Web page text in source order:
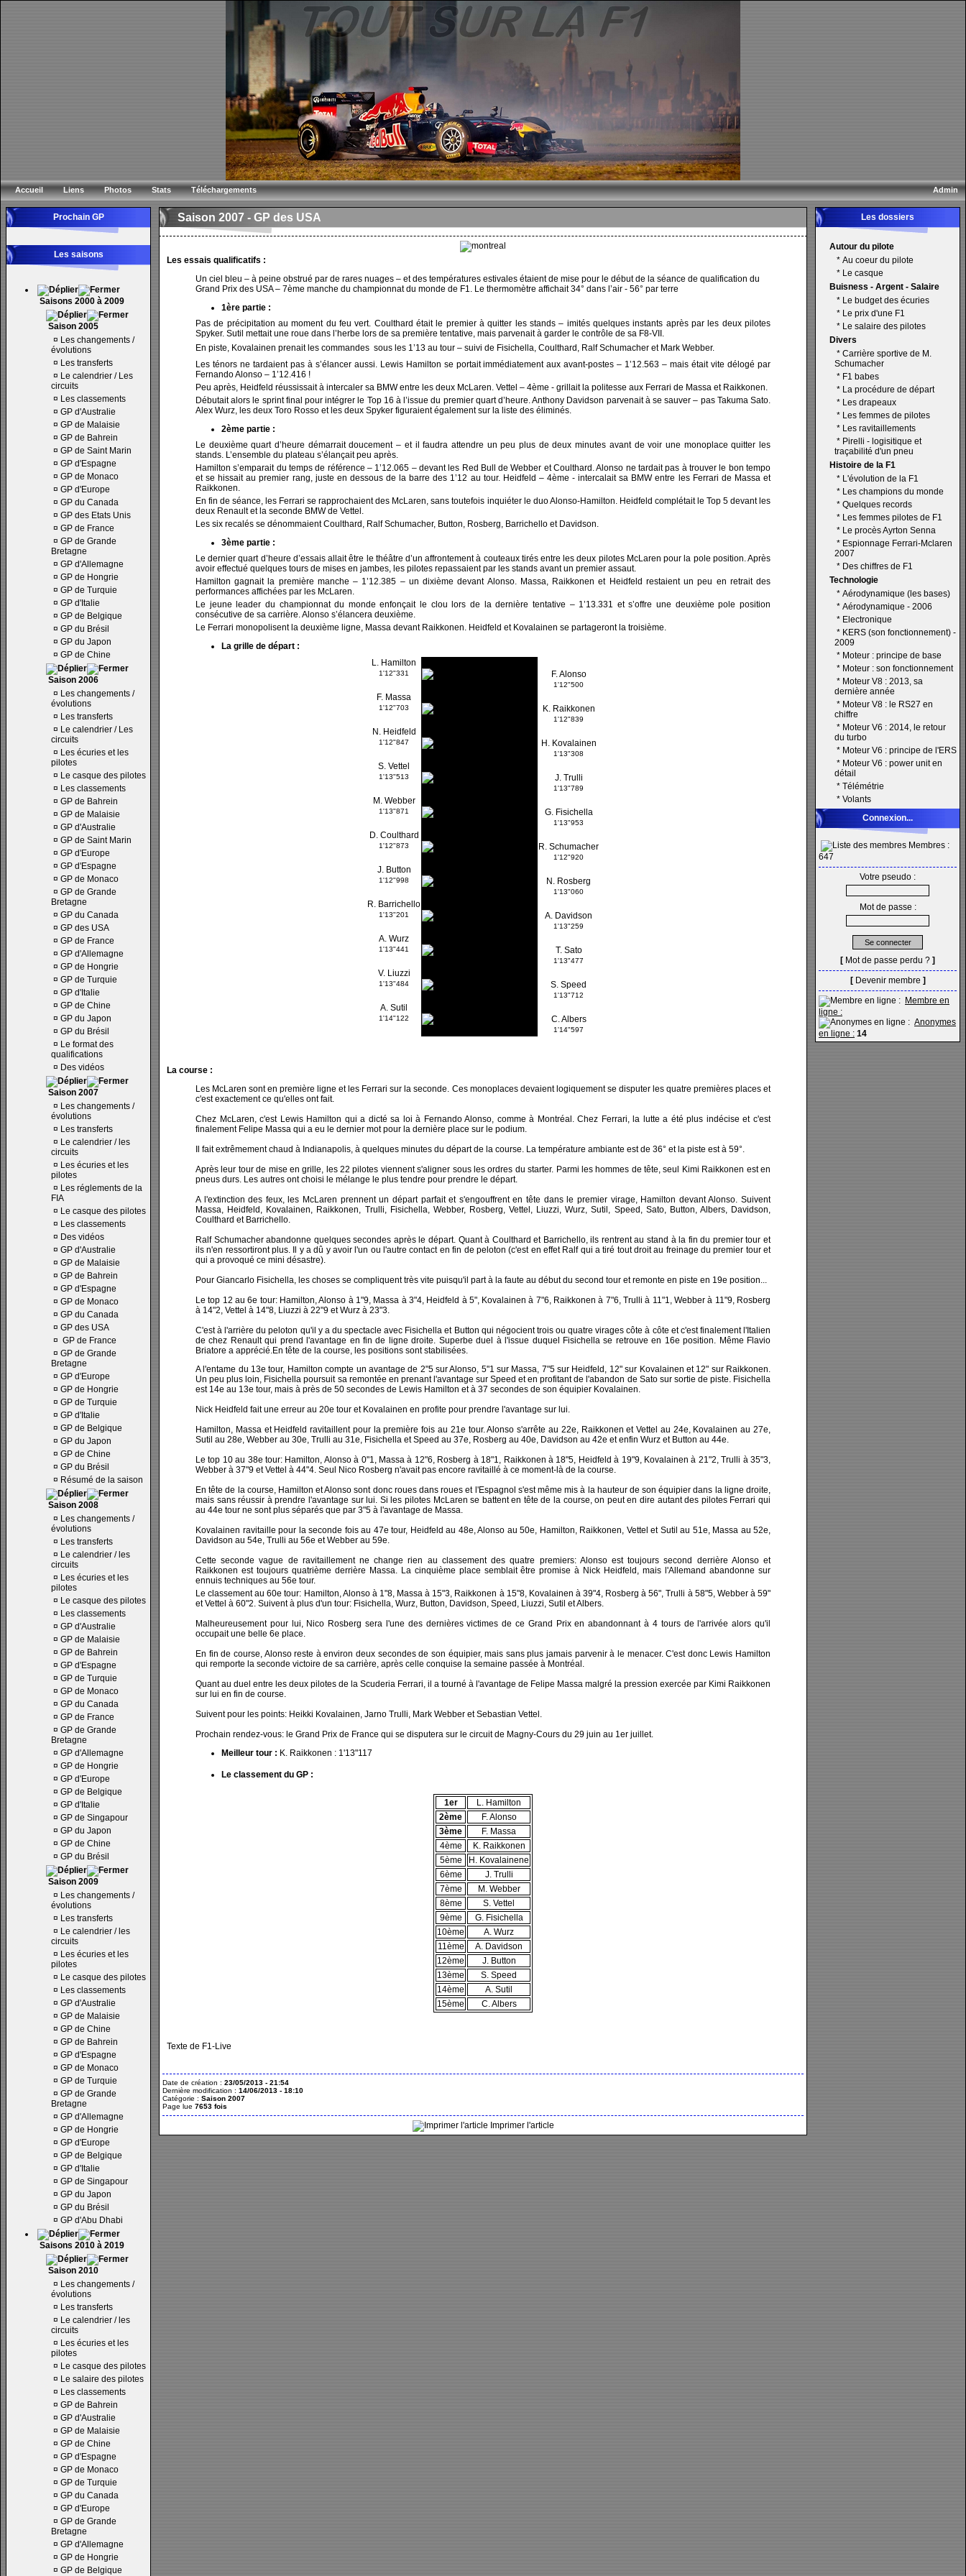
Admin
Accueil Liens Photos Stats Téléchargements
Prochain GP
Les saisons
Saisons 2000 à 2009
Saison 2005
¤ Les changements /
évolutions
¤ Les transferts
¤ Le calendrier / Les
circuits
¤ Les classements
¤ GP d'Australie
¤ GP de Malaisie
¤ GP de Bahrein
¤ GP de Saint Marin
¤ GP d'Espagne
¤ GP de Monaco
¤ GP d'Europe
¤ GP du Canada
¤ GP des Etats Unis
¤ GP de France
¤ GP de Grande
Bretagne
¤ GP d'Allemagne
¤ GP de Hongrie
¤ GP de Turquie
¤ GP d'Italie
¤ GP de Belgique
¤ GP du Brésil
¤ GP du Japon
¤ GP de Chine
Saison 2006
¤ Les changements /
évolutions
¤ Les transferts
¤ Le calendrier / Les
circuits
¤ Les écuries et les
pilotes
¤ Le casque des pilotes
¤ Les classements
¤ GP de Bahrein
¤ GP de Malaisie
¤ GP d'Australie
¤ GP de Saint Marin
¤ GP d'Europe
¤ GP d'Espagne
¤ GP de Monaco
¤ GP de Grande
Bretagne
¤ GP du Canada
¤ GP des USA
¤ GP de France
¤ GP d'Allemagne
¤ GP de Hongrie
¤ GP de Turquie
¤ GP d'Italie
¤ GP de Chine
¤ GP du Japon
¤ GP du Brésil
¤ Le format des
qualifications
¤ Des vidéos
Saison 2007
¤ Les changements /
évolutions
¤ Les transferts
¤ Le calendrier / les
circuits
¤ Les écuries et les
pilotes
¤ Les réglements de la
FIA
¤ Le casque des pilotes
¤ Les classements
¤ Des vidéos
¤ GP d'Australie
¤ GP de Malaisie
¤ GP de Bahrein
¤ GP d'Espagne
¤ GP de Monaco
¤ GP du Canada
¤ GP des USA
¤ GP de France
¤ GP de Grande
Bretagne
¤ GP d'Europe
¤ GP de Hongrie
¤ GP de Turquie
¤ GP d'Italie
¤ GP de Belgique
¤ GP du Japon
¤ GP de Chine
¤ GP du Brésil
¤ Résumé de la saison
Saison 2008
¤ Les changements /
évolutions
¤ Les transferts
¤ Le calendrier / les
circuits
¤ Les écuries et les
pilotes
¤ Le casque des pilotes
¤ Les classements
¤ GP d'Australie
¤ GP de Malaisie
¤ GP de Bahrein
¤ GP d'Espagne
¤ GP de Turquie
¤ GP de Monaco
¤ GP du Canada
¤ GP de France
¤ GP de Grande
Bretagne
¤ GP d'Allemagne
¤ GP de Hongrie
¤ GP d'Europe
¤ GP de Belgique
¤ GP d'Italie
¤ GP de Singapour
¤ GP du Japon
¤ GP de Chine
¤ GP du Brésil
Saison 2009
¤ Les changements /
évolutions
¤ Les transferts
¤ Le calendrier / les
circuits
¤ Les écuries et les
pilotes
¤ Le casque des pilotes
¤ Les classements
¤ GP d'Australie
¤ GP de Malaisie
¤ GP de Chine
¤ GP de Bahrein
¤ GP d'Espagne
¤ GP de Monaco
¤ GP de Turquie
¤ GP de Grande
Bretagne
¤ GP d'Allemagne
¤ GP de Hongrie
¤ GP d'Europe
¤ GP de Belgique
¤ GP d'Italie
¤ GP de Singapour
¤ GP du Japon
¤ GP du Brésil
¤ GP d'Abu Dhabi
Saisons 2010 à 2019
Saison 2010
¤ Les changements /
évolutions
¤ Les transferts
¤ Le calendrier / les
circuits
¤ Les écuries et les
pilotes
¤ Le casque des pilotes
¤ Le salaire des pilotes
¤ Les classements
¤ GP de Bahrein
¤ GP d'Australie
¤ GP de Malaisie
¤ GP de Chine
¤ GP d'Espagne
¤ GP de Monaco
¤ GP de Turquie
¤ GP du Canada
¤ GP d'Europe
¤ GP de Grande
Bretagne
¤ GP d'Allemagne
¤ GP de Hongrie
¤ GP de Belgique
Saison 2007 - GP des USA
Les essais qualificatifs :
Un ciel bleu – à peine obstrué par de rares nuages – et des températures estivales étaient de mise pour le début de la séance de qualification du
Grand Prix des USA – 7ème manche du championnat du monde de F1. Le thermomètre affichait 34° dans l’air - 56° par terre
1ère partie :
Pas de précipitation au moment du feu vert. Coulthard était le premier à quitter les stands – imités quelques instants après par les deux pilotes
Spyker. Sutil mettait une roue dans l’herbe lors de sa première tentative, mais parvenait à garder le contrôle de sa F8-VII.
En piste, Kovalainen prenait les commandes  sous les 1’13 au tour – suivi de Fisichella, Coulthard, Ralf Schumacher et Mark Webber.
Les ténors ne tardaient pas à s’élancer aussi. Lewis Hamilton se portait immédiatement aux avant-postes – 1’12.563 – mais était vite délogé par
Fernando Alonso – 1’12.416 !
Peu après, Heidfeld réussissait à intercaler sa BMW entre les deux McLaren. Vettel – 4ème - grillait la politesse aux Ferrari de Massa et Raikkonen.
Débutait alors le sprint final pour intégrer le Top 16 à l’issue du premier quart d’heure. Anthony Davidson parvenait à se sauver – pas Takuma Sato.
Alex Wurz, les deux Toro Rosso et les deux Spyker figuraient également sur la liste des éliminés.
2ème partie :
Le deuxième quart d’heure démarrait doucement – et il faudra attendre un peu plus de deux minutes avant de voir une monoplace quitter les
stands. L’ensemble du plateau s’élançait peu après.
Hamilton s’emparait du temps de référence – 1’12.065 – devant les Red Bull de Webber et Coulthard. Alonso ne tardait pas à trouver le bon tempo
et se hissait au premier rang, juste en dessous de la barre des 1’12 au tour. Heidfeld – 4ème - intercalait sa BMW entre les Ferrari de Massa et
Raikkonen.
En fin de séance, les Ferrari se rapprochaient des McLaren, sans toutefois inquiéter le duo Alonso-Hamilton. Heidfeld complétait le Top 5 devant les
deux Renault et la seconde BMW de Vettel.
Les six recalés se dénommaient Coulthard, Ralf Schumacher, Button, Rosberg, Barrichello et Davidson.
3ème partie :
Le dernier quart d’heure d’essais allait être le théâtre d’un affrontement à couteaux tirés entre les deux pilotes McLaren pour la pole position. Après
avoir effectué quelques tours de mises en jambes, les pilotes repassaient par les stands avant un premier assaut.
Hamilton gagnait la première manche – 1’12.385 – un dixième devant Alonso. Massa, Raikkonen et Heidfeld restaient un peu en retrait des
performances affichées par les McLaren.
Le jeune leader du championnat du monde enfonçait le clou lors de la dernière tentative – 1’13.331 et s’offre une deuxième pole position
consécutive de sa carrière. Alonso s’élancera deuxième.
Le Ferrari monopolisent la deuxième ligne, Massa devant Raikkonen. Heidfeld et Kovalainen se partageront la troisième.
La grille de départ :
L. Hamilton
1'12"331 F. Alonso
1'12"500
F. Massa
1'12"703 K. Raikkonen
1'12"839
N. Heidfeld
1'12"847 H. Kovalainen
1'13"308
S. Vettel
1'13"513 J. Trulli
1'13"789
M. Webber
1'13"871 G. Fisichella
1'13"953
D. Coulthard
1'12"873 R. Schumacher
1'12"920
J. Button
1'12"998 N. Rosberg
1'13"060
R. Barrichello
1'13"201 A. Davidson
1'13"259
A. Wurz
1'13"441 T. Sato
1'13"477
V. Liuzzi
1'13"484 S. Speed
1'13"712
A. Sutil
1'14"122 C. Albers
1'14"597
La course :
Les McLaren sont en première ligne et les Ferrari sur la seconde. Ces monoplaces devaient logiquement se disputer les quatre premières places et
c'est exactement ce qu'elles ont fait.
Chez McLaren, c'est Lewis Hamilton qui a dicté sa loi à Fernando Alonso, comme à Montréal. Chez Ferrari, la lutte a été plus indécise et c'est
finalement Felipe Massa qui a eu le dernier mot pour la dernière place sur le podium.
Il fait extrêmement chaud à Indianapolis, à quelques minutes du départ de la course. La température ambiante est de 36° et la piste est à 59°.
Après leur tour de mise en grille, les 22 pilotes viennent s'aligner sous les ordres du starter. Parmi les hommes de tête, seul Kimi Raikkonen est en
pneus durs. Les autres ont choisi le mélange le plus tendre pour prendre le départ.
A l'extinction des feux, les McLaren prennent un départ parfait et s'engouffrent en tête dans le premier virage, Hamilton devant Alonso. Suivent
Massa, Heidfeld, Kovalainen, Raikkonen, Trulli, Fisichella, Webber, Rosberg, Vettel, Liuzzi, Wurz, Sutil, Speed, Sato, Button, Albers, Davidson,
Coulthard et Barrichello.
Ralf Schumacher abandonne quelques secondes après le départ. Quant à Coulthard et Barrichello, ils rentrent au stand à la fin du premier tour et
ils n'en ressortiront plus. Il y a dû y avoir l'un ou l'autre contact en fin de peloton (c'est en effet Ralf qui a tiré tout droit au freinage du premier tour et
qui a provoqué ce mini désastre).
Pour Giancarlo Fisichella, les choses se compliquent très vite puisqu'il part à la faute au début du second tour et remonte en piste en 19e position...
Le top 12 au 6e tour: Hamilton, Alonso à 1"9, Massa à 3"4, Heidfeld à 5", Kovalainen à 7"6, Raikkonen à 7"6, Trulli à 11"1, Webber à 11"9, Rosberg
à 14"2, Vettel à 14"8, Liuzzi à 22"9 et Wurz à 23"3.
C'est à l'arrière du peloton qu'il y a du spectacle avec Fisichella et Button qui négocient trois ou quatre virages côte à côte et c'est finalement l'Italien
de chez Renault qui prend l'avantage en fin de ligne droite. Superbe duel à l'issue duquel Fisichella se retrouve en 16e position. Même Flavio
Briatore a apprécié.En tête de la course, les positions sont stabilisées.
A l'entame du 13e tour, Hamilton compte un avantage de 2"5 sur Alonso, 5"1 sur Massa, 7"5 sur Heidfeld, 12" sur Kovalainen et 12" sur Raikkonen.
Un peu plus loin, Fisichella poursuit sa remontée en prenant l'avantage sur Speed et en profitant de l'abandon de Sato sur sortie de piste. Fisichella
est 14e au 13e tour, mais à près de 50 secondes de Lewis Hamilton et à 37 secondes de son équipier Kovalainen.
Nick Heidfeld fait une erreur au 20e tour et Kovalainen en profite pour prendre l'avantage sur lui.
Hamilton, Massa et Heidfeld ravitaillent pour la première fois au 21e tour. Alonso s'arrête au 22e, Raikkonen et Vettel au 24e, Kovalainen au 27e,
Sutil au 28e, Webber au 30e, Trulli au 31e, Fisichella et Speed au 37e, Rosberg au 40e, Davidson au 42e et enfin Wurz et Button au 44e.
Le top 10 au 38e tour: Hamilton, Alonso à 0"1, Massa à 12"6, Rosberg à 18"1, Raikkonen à 18"5, Heidfeld à 19"9, Kovalainen à 21"2, Trulli à 35"3,
Webber à 37"9 et Vettel à 44"4. Seul Nico Rosberg n'avait pas encore ravitaillé à ce moment-là de la course.
En tête de la course, Hamilton et Alonso sont donc roues dans roues et l'Espagnol s'est même mis à la hauteur de son équipier dans la ligne droite,
mais sans réussir à prendre l'avantage sur lui. Si les pilotes McLaren se battent en tête de la course, on peut en dire autant des pilotes Ferrari qui
au 44e tour ne sont plus séparés que par 3"5 à l'avantage de Massa.
Kovalainen ravitaille pour la seconde fois au 47e tour, Heidfeld au 48e, Alonso au 50e, Hamilton, Raikkonen, Vettel et Sutil au 51e, Massa au 52e,
Davidson au 54e, Trulli au 56e et Webber au 59e.
Cette seconde vague de ravitaillement ne change rien au classement des quatre premiers: Alonso est toujours second derrière Alonso et
Raikkonen est toujours quatrième derrière Massa. La cinquième place semblait être promise à Nick Heidfeld, mais l'Allemand abandonne sur
ennuis techniques au 56e tour.
Le classement au 60e tour: Hamilton, Alonso à 1"8, Massa à 15"3, Raikkonen à 15"8, Kovalainen à 39"4, Rosberg à 56", Trulli à 58"5, Webber à 59"
et Vettel à 60"2. Suivent à plus d'un tour: Fisichella, Wurz, Button, Davidson, Speed, Liuzzi, Sutil et Albers.
Malheureusement pour lui, Nico Rosberg sera l'une des dernières victimes de ce Grand Prix en abandonnant à 4 tours de l'arrivée alors qu'il
occupait une belle 6e place.
En fin de course, Alonso reste à environ deux secondes de son équipier, mais sans plus jamais parvenir à le menacer. C'est donc Lewis Hamilton
qui remporte la seconde victoire de sa carrière, après celle conquise la semaine passée à Montréal.
Quant au duel entre les deux pilotes de la Scuderia Ferrari, il a tourné à l'avantage de Felipe Massa malgré la pression exercée par Kimi Raikkonen
sur lui en fin de course.
Suivent pour les points: Heikki Kovalainen, Jarno Trulli, Mark Webber et Sebastian Vettel.
Prochain rendez-vous: le Grand Prix de France qui se disputera sur le circuit de Magny-Cours du 29 juin au 1er juillet.
Meilleur tour : K. Raikkonen : 1'13"117
Le classement du GP :
1er
L. Hamilton
2ème
F. Alonso
3ème
F. Massa
4ème
K. Raikkonen
5ème
H. Kovalainene
6ème
J. Trulli
7ème
M. Webber
8ème
S. Vettel
9ème
G. Fisichella
10ème
A. Wurz
11ème
A. Davidson
12ème
J. Button
13ème
S. Speed
14ème
A. Sutil
15ème
C. Albers
Texte de F1-Live
Date de création : 23/05/2013 - 21:54
Dernière modification : 14/06/2013 - 18:10
Catégorie : Saison 2007
Page lue 7653 fois
Imprimer l'article
Les dossiers
Autour du pilote
* Au coeur du pilote
* Le casque
Buisness - Argent - Salaire
* Le budget des écuries
* Le prix d'une F1
* Le salaire des pilotes
Divers
* Carrière sportive de M.
Schumacher
* F1 babes
* La procédure de départ
* Les drapeaux
* Les femmes de pilotes
* Les ravitaillements
* Pirelli - logisitique et
traçabilité d'un pneu
Histoire de la F1
* L'évolution de la F1
* Les champions du monde
* Quelques records
* Les femmes pilotes de F1
* Le procès Ayrton Senna
* Espionnage Ferrari-Mclaren
2007
* Des chiffres de F1
Technologie
* Aérodynamique (les bases)
* Aérodynamique - 2006
* Electronique
* KERS (son fonctionnement) -
2009
* Moteur : principe de base
* Moteur : son fonctionnement
* Moteur V8 : 2013, sa
dernière année
* Moteur V8 : le RS27 en
chiffre
* Moteur V6 : 2014, le retour
du turbo
* Moteur V6 : principe de l'ERS
* Moteur V6 : power unit en
détail
* Télémétrie
* Volants
Connexion...
Membres :
647
Votre pseudo :
Mot de passe :
[ Mot de passe perdu ? ]
[ Devenir membre ]
Membre en
ligne :
Anonymes
en ligne : 14